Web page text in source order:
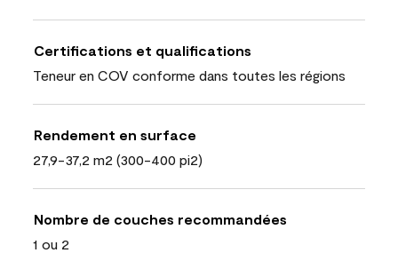
Certifications et qualifications
Teneur en COV conforme dans toutes les régions
Rendement en surface
27,9-37,2 m2 (300-400 pi2)
Nombre de couches recommandées
1 ou 2